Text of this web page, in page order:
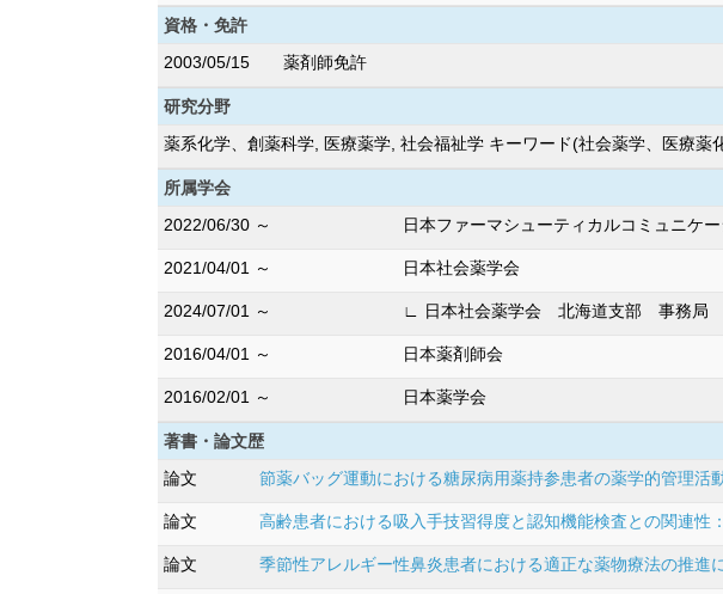
資格・免許
2003/05/15
薬剤師免許
研究分野
薬系化学、創薬科学, 医療薬学, 社会福祉学 キーワード(社会薬学、医療薬
所属学会
2022/06/30 ～
日本ファーマシューティカルコミュニケ
2021/04/01 ～ 日本社会薬学会
2024/07/01 ～ ∟ 日本社会薬学会 北海道支部 事務局
2016/04/01 ～ 日本薬剤師会
2016/02/01 ～ 日本薬学会
著書・論文歴
論文
節薬バッグ運動における糖尿病用薬持参患者の薬学的管理
論文 高齢患者における吸入手技習得度と認知機能検査との関連
論文 季節性アレルギー性鼻炎患者における適正な薬物療法の推